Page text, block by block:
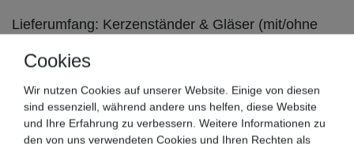
Lieferumfang: Kerzenständer & Gläser (mit/ohne
Artikelzustand: Neu
Cookies
Wir nutzen Cookies auf unserer Website. Einige von diesen
sind essenziell, während andere uns helfen, diese Website
und Ihre Erfahrung zu verbessern. Weitere Informationen zu
den von uns verwendeten Cookies und Ihren Rechten als